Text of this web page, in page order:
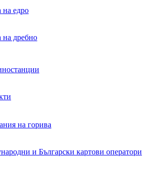
на едро
на дребно
на горива
и Български картови оператори